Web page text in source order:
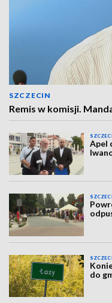
SZCZECIN
Remis w komisji.
Apel
do